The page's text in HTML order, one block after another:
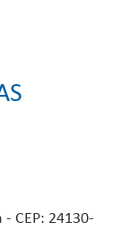
CEP: 24130-